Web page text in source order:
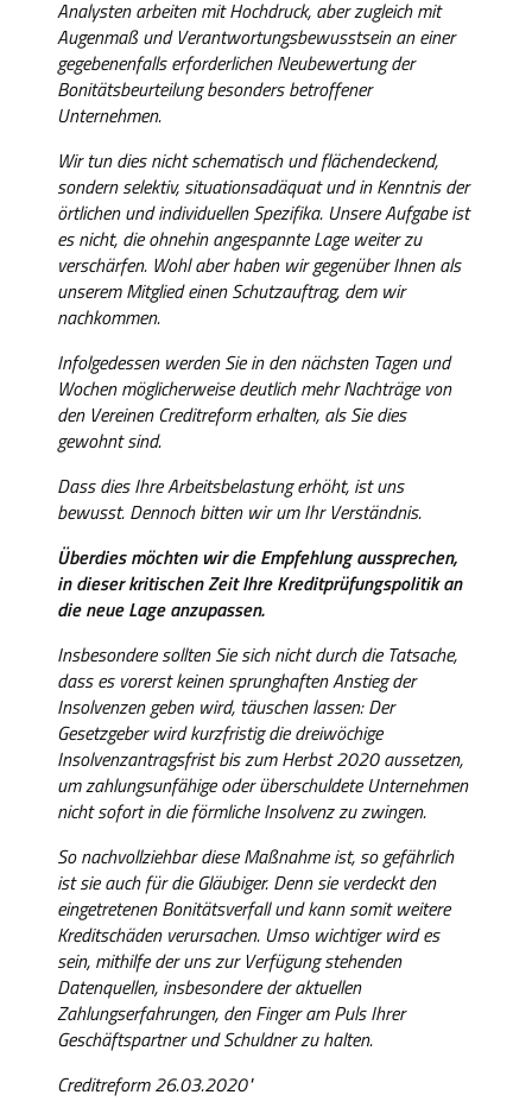
Analysten arbeiten mit Hochdruck, aber zugleich mit
Augenmaß und Verantwortungsbewusstsein an einer
gegebenenfalls erforderlichen Neubewertung der
Bonitätsbeurteilung besonders betroffener
Unternehmen.
Wir tun dies nicht schematisch und flächendeckend,
sondern selektiv, situationsadäquat und in Kenntnis der
örtlichen und individuellen Spezifika. Unsere Aufgabe ist
es nicht, die ohnehin angespannte Lage weiter zu
verschärfen. Wohl aber haben wir gegenüber Ihnen als
unserem Mitglied einen Schutzauftrag, dem wir
nachkommen.
Infolgedessen werden Sie in den nächsten Tagen und
Wochen möglicherweise deutlich mehr Nachträge von
den Vereinen Creditreform erhalten, als Sie dies
gewohnt sind.
Dass dies Ihre Arbeitsbelastung erhöht, ist uns
bewusst. Dennoch bitten wir um Ihr Verständnis.
Überdies möchten wir die Empfehlung aussprechen,
in dieser kritischen Zeit Ihre Kreditprüfungspolitik an
die neue Lage anzupassen.
Insbesondere sollten Sie sich nicht durch die Tatsache,
dass es vorerst keinen sprunghaften Anstieg der
Insolvenzen geben wird, täuschen lassen: Der
Gesetzgeber wird kurzfristig die dreiwöchige
Insolvenzantragsfrist bis zum Herbst 2020 aussetzen,
um zahlungsunfähige oder überschuldete Unternehmen
nicht sofort in die förmliche Insolvenz zu zwingen.
So nachvollziehbar diese Maßnahme ist, so gefährlich
ist sie auch für die Gläubiger. Denn sie verdeckt den
eingetretenen Bonitätsverfall und kann somit weitere
Kreditschäden verursachen. Umso wichtiger wird es
sein, mithilfe der uns zur Verfügung stehenden
Datenquellen, insbesondere der aktuellen
Zahlungserfahrungen, den Finger am Puls Ihrer
Geschäftspartner und Schuldner zu halten.
Creditreform 26.03.2020"